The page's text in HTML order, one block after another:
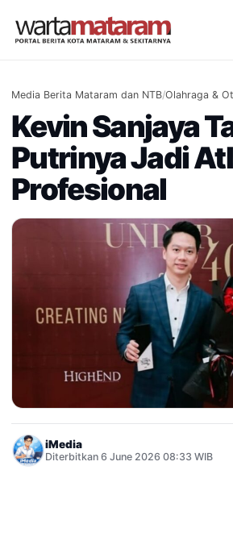
Media Berita Mataram dan NTB/Olahraga &
Kevin Sanjaya
Putrinya Jadi
Profesional
iMedia
Diterbitkan 6 June 2026 08:33 WIB